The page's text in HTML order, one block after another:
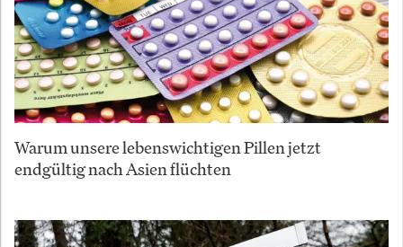
Warum unsere lebenswichtigen Pillen jetzt
endgültig nach Asien flüchten